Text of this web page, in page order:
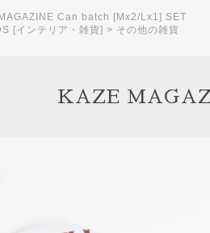
Can batch [Mx2/Lx1] SET
[インテリア・雑貨] > その他の雑貨
KAZE